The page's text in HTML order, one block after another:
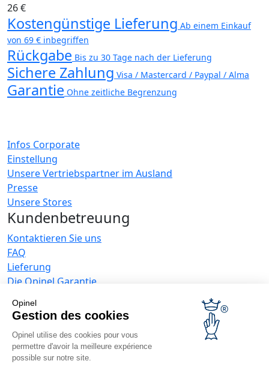
Opinel
Gestion des cookies
Opinel utilise des cookies pour vous
permettre d'avoir la meilleure expérience
possible sur notre site.
26 €
Kostengünstige Lieferung Ab einem Einkauf
von 69 € inbegriffen
Rückgabe Bis zu 30 Tage nach der Lieferung
Sichere Zahlung Visa / Mastercard / Paypal / Alma
Garantie Ohne zeitliche Begrenzung
Infos Corporate
Einstellung
Unsere Vertriebspartner im Ausland
Presse
Unsere Stores
Kundenbetreuung
Kontaktieren Sie uns
FAQ
Lieferung
Die Opinel Garantie
Sichere Zahlung
Allgemeine Verkaufsbedingungen
Datenschutzrichtlinie